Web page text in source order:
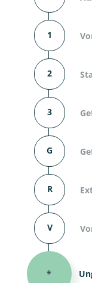
1
2
3
G
R
V
*